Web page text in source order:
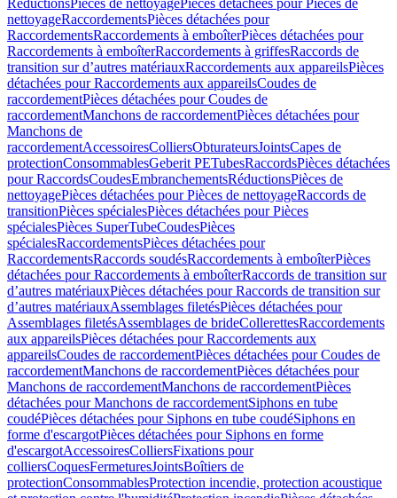
RéductionsPièces de nettoyagePièces détachées pour Pièces de
nettoyageRaccordementsPièces détachées pour
RaccordementsRaccordements à emboîterPièces détachées pour
Raccordements à emboîterRaccordements à griffesRaccords de
transition sur d’autres matériauxRaccordements aux appareilsPièces
détachées pour Raccordements aux appareilsCoudes de
raccordementPièces détachées pour Coudes de
raccordementManchons de raccordementPièces détachées pour
Manchons de
raccordementAccessoiresColliersObturateursJointsCapes de
protectionConsommablesGeberit PETubesRaccordsPièces détachées
pour RaccordsCoudesEmbranchementsRéductionsPièces de
nettoyagePièces détachées pour Pièces de nettoyageRaccords de
transitionPièces spécialesPièces détachées pour Pièces
spécialesPièces SuperTubeCoudesPièces
spécialesRaccordementsPièces détachées pour
RaccordementsRaccords soudésRaccordements à emboîterPièces
détachées pour Raccordements à emboîterRaccords de transition sur
d’autres matériauxPièces détachées pour Raccords de transition sur
d’autres matériauxAssemblages filetésPièces détachées pour
Assemblages filetésAssemblages de brideCollerettesRaccordements
aux appareilsPièces détachées pour Raccordements aux
appareilsCoudes de raccordementPièces détachées pour Coudes de
raccordementManchons de raccordementPièces détachées pour
Manchons de raccordementManchons de raccordementPièces
détachées pour Manchons de raccordementSiphons en tube
coudéPièces détachées pour Siphons en tube coudéSiphons en
forme d'escargotPièces détachées pour Siphons en forme
d'escargotAccessoiresColliersFixations pour
colliersCoquesFermeturesJointsBoîtiers de
protectionConsommablesProtection incendie, protection acoustique